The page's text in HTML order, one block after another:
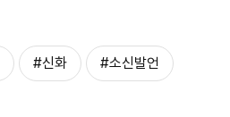
#신화 #소신발언